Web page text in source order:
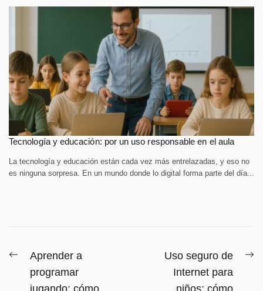
Tecnología y educación: por un uso responsable en el aula
La tecnología y educación están cada vez más entrelazadas, y eso no
es ninguna sorpresa. En un mundo donde lo digital forma parte del día...
Navegación
Entrada
anterior:
Aprender a
programar
jugando: cómo
Uso seguro de
Internet para
niños: cómo